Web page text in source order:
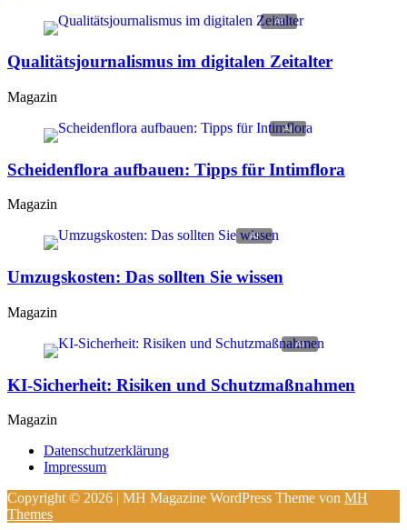
Qualitätsjournalismus im digitalen Zeitalter
Magazin
Scheidenflora aufbauen: Tipps für Intimflora
Magazin
Umzugskosten: Das sollten Sie wissen
Magazin
KI-Sicherheit: Risiken und Schutzmaßnahmen
Magazin
Datenschutzerklärung
Impressum
Copyright © 2026 | MH Magazine WordPress Theme von MH
Themes